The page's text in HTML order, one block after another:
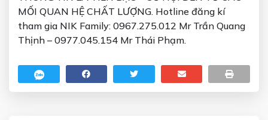
MỐI QUAN HỆ CHẤT LƯỢNG. Hotline đăng kí
tham gia NIK Family: 0967.275.012 Mr Trần Quang
Thịnh – 0977.045.154 Mr Thái Phạm.